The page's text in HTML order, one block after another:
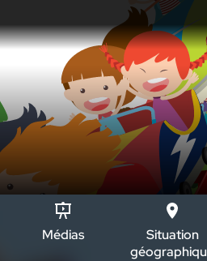
Médias
Situation